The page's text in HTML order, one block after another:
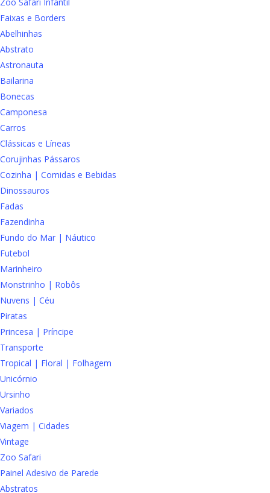
Faixas e Borders
Abelhinhas
Abstrato
Astronauta
Bailarina
Bonecas
Camponesa
Carros
Clássicas e Líneas
Corujinhas Pássaros
Cozinha | Comidas e Bebidas
Dinossauros
Fadas
Fazendinha
Fundo do Mar | Náutico
Futebol
Marinheiro
Monstrinho | Robôs
Nuvens | Céu
Piratas
Princesa | Príncipe
Transporte
Tropical | Floral | Folhagem
Unicórnio
Ursinho
Variados
Viagem | Cidades
Vintage
Zoo Safari
Painel Adesivo de Parede
Abstratos